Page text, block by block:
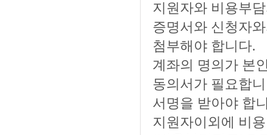
지원자와 비용부
증명서와 신청자
첨부해야 합니다.
계좌의 명의가 본
동의서가 필요합
서명을 받아야 합
지원자이외에 비